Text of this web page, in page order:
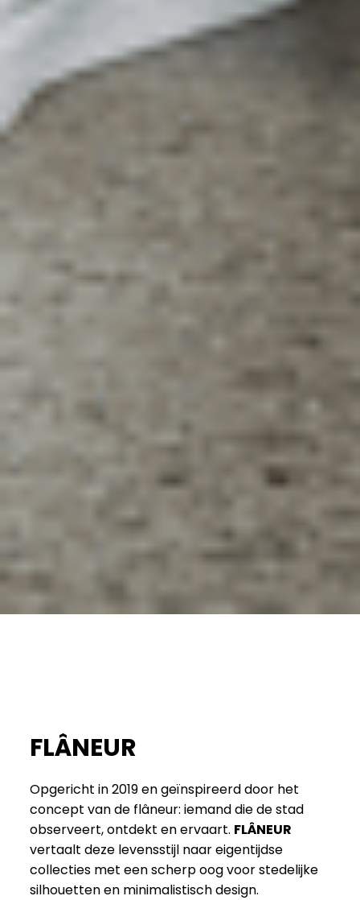
FLÂNEUR
Opgericht in 2019 en geïnspireerd door het
concept van de flâneur: iemand die de stad
observeert, ontdekt en ervaart. FLÂNEUR
vertaalt deze levensstijl naar eigentijdse
collecties met een scherp oog voor stedelijke
silhouetten en minimalistisch design.